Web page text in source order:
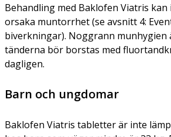
Behandling med Baklofen Viatris kan
orsaka muntorrhet (se avsnitt 4:
biverkningar). Noggrann munhygien
tänderna bör borstas med
dagligen.
Barn och ungdomar
Baklofen Viatris tabletter är inte